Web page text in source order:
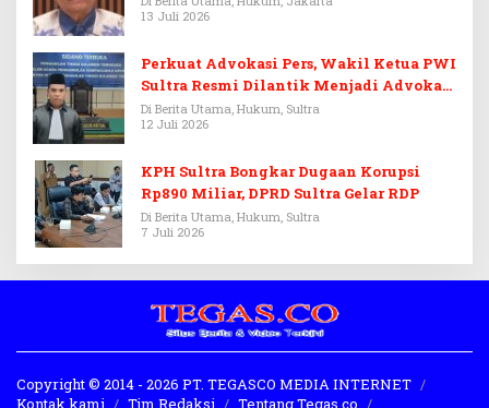
13 Juli 2026
Perkuat Advokasi Pers, Wakil Ketua PWI
Sultra Resmi Dilantik Menjadi Advokat
PERADI
Di Berita Utama, Hukum, Sultra
12 Juli 2026
KPH Sultra Bongkar Dugaan Korupsi
Rp890 Miliar, DPRD Sultra Gelar RDP
Di Berita Utama, Hukum, Sultra
7 Juli 2026
Copyright © 2014 - 2026 PT. TEGASCO MEDIA INTERNET
Kontak kami
Tim Redaksi Tentang Tegas.co